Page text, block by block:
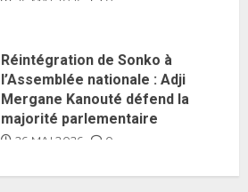
26 MAI 2026 0
Guy Marius Sagna inquiet après la
nomination d’Al Aminou Lo : «
J’espère me tromper »
26 MAI 2026